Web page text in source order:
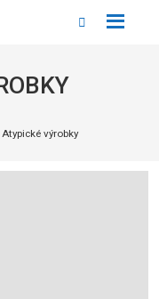
Atypické výrobky